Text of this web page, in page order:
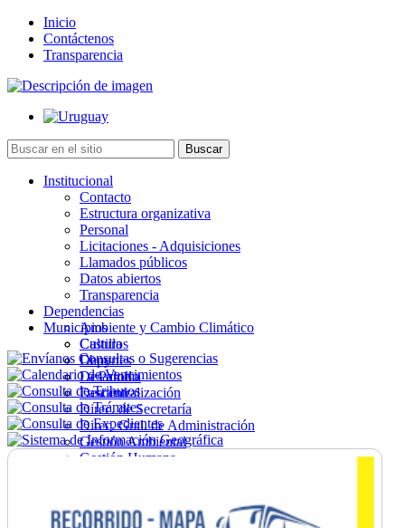
Inicio
Contáctenos
Transparencia
Institucional
Contacto
Estructura organizativa
Personal
Licitaciones - Adquisiciones
Llamados públicos
Datos abiertos
Transparencia
Dependencias
Ambiente y Cambio Climático
Cultura
Deportes
Desarrollo
Descentralización
Direc. de Secretaría
Direc. Gral. de Administración
Gestión Ambiental
Gestión Humana
Ordenamiento
Promoción Social
Municipios
Castillos
Chuy
La Paloma
Lascano